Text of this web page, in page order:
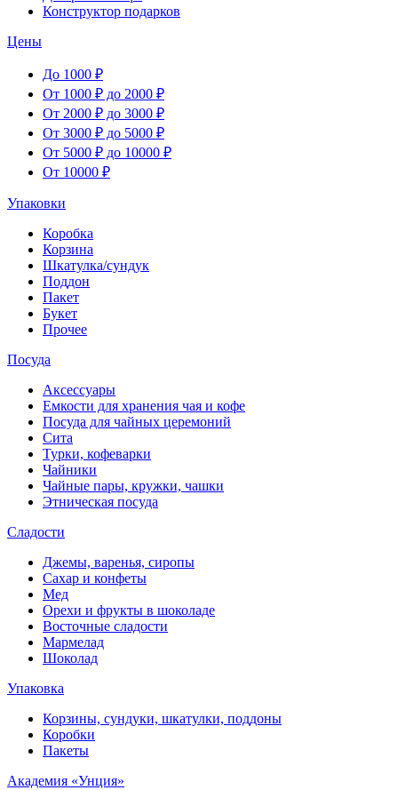
Конструктор подарков
Цены
До 1000 ₽
От 1000 ₽ до 2000 ₽
От 2000 ₽ до 3000 ₽
От 3000 ₽ до 5000 ₽
От 5000 ₽ до 10000 ₽
От 10000 ₽
Упаковки
Коробка
Корзина
Шкатулка/сундук
Поддон
Пакет
Букет
Прочее
Посуда
Аксессуары
Емкости для хранения чая и кофе
Посуда для чайных церемоний
Сита
Турки, кофеварки
Чайники
Чайные пары, кружки, чашки
Этническая посуда
Сладости
Джемы, варенья, сиропы
Сахар и конфеты
Мед
Орехи и фрукты в шоколаде
Восточные сладости
Мармелад
Шоколад
Упаковка
Корзины, сундуки, шкатулки, поддоны
Коробки
Пакеты
Академия «Унция»